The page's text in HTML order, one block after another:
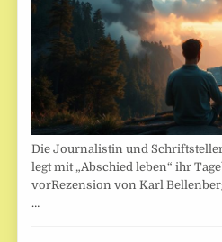
Die Journalistin und
legt mit „Abschied leben“ ihr
vorRezension von Karl
…